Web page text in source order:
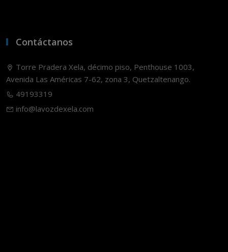
Contáctanos
Torre Pradera Xela, décimo piso, Penthouse 1003,
Avenida Las Américas 7-62, zona 3, Quetzaltenango.
49193319
info@lavozdexela.com